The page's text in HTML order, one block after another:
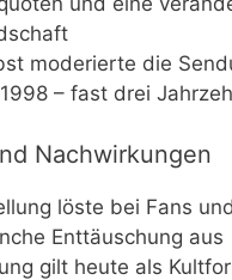
moderierte die
– fast drei
Nachwirkungen
löste bei Fans
Enttäuschung aus
gilt heute als